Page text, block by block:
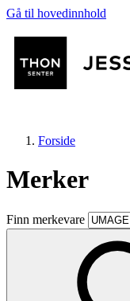
Gå til hovedinnhold
Butikker
Mat og
Forside
Merker
Finn merkevare